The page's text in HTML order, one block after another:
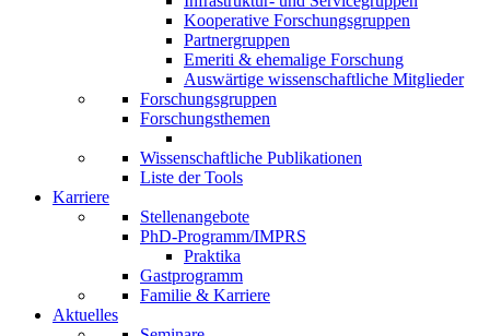
Kooperative Forschungsgruppen
Partnergruppen
Emeriti & ehemalige Forschung
Auswärtige wissenschaftliche Mitglieder
Forschungsgruppen
Forschungsthemen
Wissenschaftliche Publikationen
Liste der Tools
Karriere
Stellenangebote
PhD-Programm/IMPRS
Praktika
Gastprogramm
Familie & Karriere
Aktuelles